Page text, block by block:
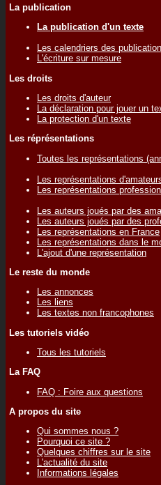
La publication
La publication d'un texte
Les calendriers des
L'écriture sur mesure
Les droits
Les droits d'auteur
La déclaration pour jouer un
La protection d'un texte
Les réprésentations
Toutes les représentations
Les représentations
Les représentations
Les auteurs joués par des
Les auteurs joués par des
Les représentations en France
Les représentations dans le
L'ajout d'une représentation
Le reste du monde
Les annonces
Les liens
Les textes non francophones
Les tutoriels vidéo
Tous les tutoriels
La FAQ
FAQ : Foire aux questions
A propos du site
Qui sommes nous ?
Pourquoi ce site ?
Quelques chiffres sur le site
L'actualité du site
Informations légales